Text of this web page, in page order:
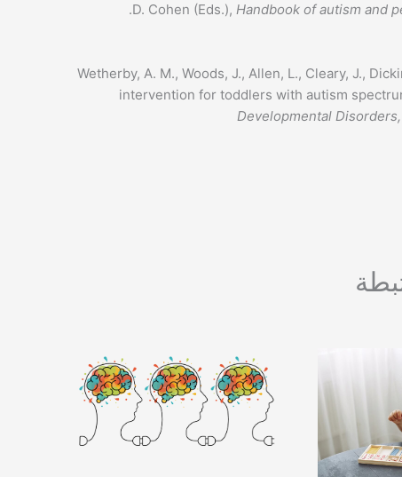
D. Cohen (Eds.), Handbook of autism and
Wetherby, A. M., Woods, J., Allen, L., Cleary, J.,
intervention for toddlers with autism
Developmental